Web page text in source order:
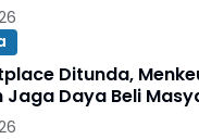
Ditunda,
Jaga Daya Beli